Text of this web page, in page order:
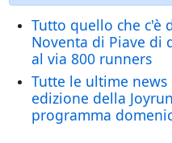
Tutto quello che c'è
Noventa di Piave di
al via 800 runners
Tutte le ultime
edizione della
programma